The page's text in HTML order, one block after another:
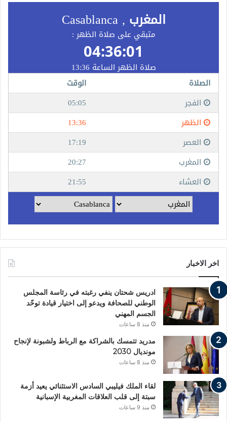
اخر الاخبار
ادريس شحتان ينفي رغبته في رئاسة المجلس
الوطني للصحافة ويدعو إلى اختيار قيادة توحّد
الجسم المهني
منذ 8 ساعات
مدريد تتمسك بالشراكة مع الرباط ولشبونة لإنجاح
مونديال 2030
منذ 8 ساعات
لقاء الملك فيليبي السادس الاستثنائي يعيد أزمة
سبتة إلى قلب العلاقات المغربية الإسبانية
منذ 9 ساعات